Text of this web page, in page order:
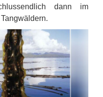
dann im